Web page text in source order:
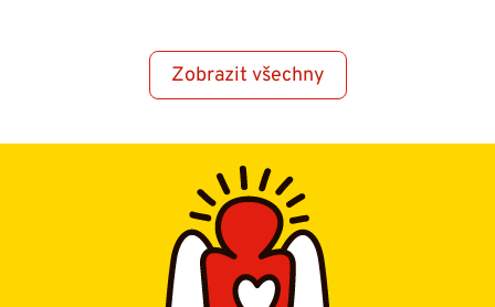
Zobrazit všechny